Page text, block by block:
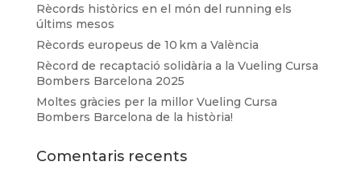
Rècords històrics en el món del running els
últims mesos
Rècords europeus de 10 km a València
Rècord de recaptació solidària a la Vueling Cursa
Bombers Barcelona 2025
Moltes gràcies per la millor Vueling Cursa
Bombers Barcelona de la història!
Comentaris recents